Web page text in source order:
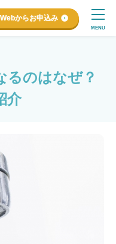
Webからお申込み
MENU
るのはなぜ？
介